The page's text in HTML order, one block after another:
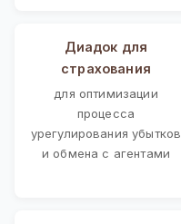
Диадок для
страхования
для оптимизации
процесса
урегулирования убытков
и обмена с агентами